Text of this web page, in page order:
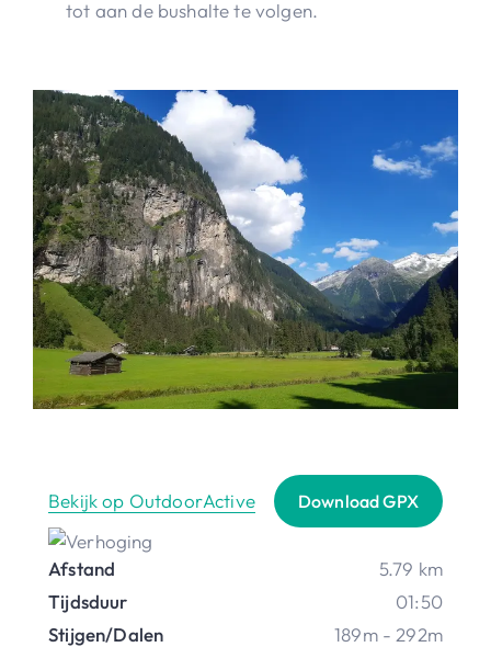
tot aan de bushalte te volgen.
Bekijk op OutdoorActive Download GPX
Afstand
5.79 km
Tijdsduur
01:50
Stijgen/Dalen
189m - 292m